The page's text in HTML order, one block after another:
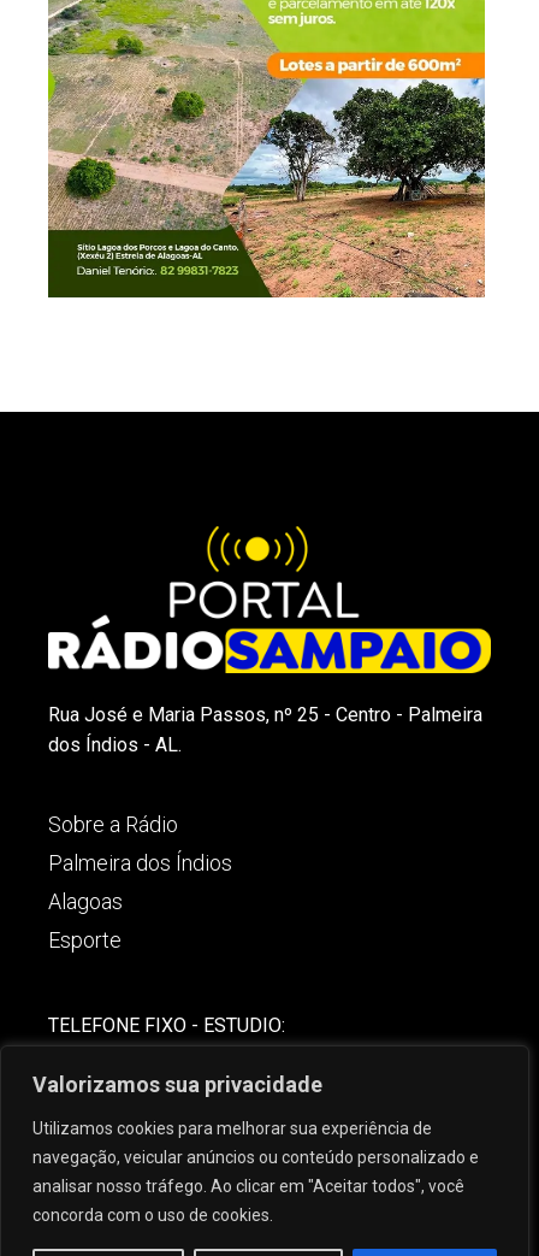
Valorizamos sua privacidade
Utilizamos cookies para melhorar sua experiência de
navegação, veicular anúncios ou conteúdo personalizado e
analisar nosso tráfego. Ao clicar em "Aceitar todos", você
concorda com o uso de cookies.
Rua José e Maria Passos, nº 25 - Centro - Palmeira
dos Índios - AL.
Sobre a Rádio
Palmeira dos Índios
Alagoas
Esporte
TELEFONE FIXO - ESTUDIO:
(82) 99621-8806